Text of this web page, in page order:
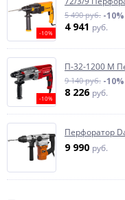
-10%
5 490 руб. -10%
4 941 руб.
-10%
П-32-1200 М
9 140 руб. -10%
8 226 руб.
Перфоратор
9 990 руб.